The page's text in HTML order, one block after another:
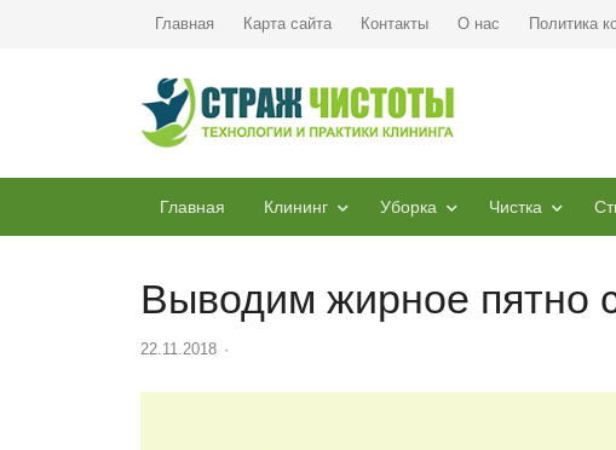
Главная Карта сайта Контакты О нас Политика
Главная Клининг Уборка Чистка
Выводим жирное пятно
22.11.2018